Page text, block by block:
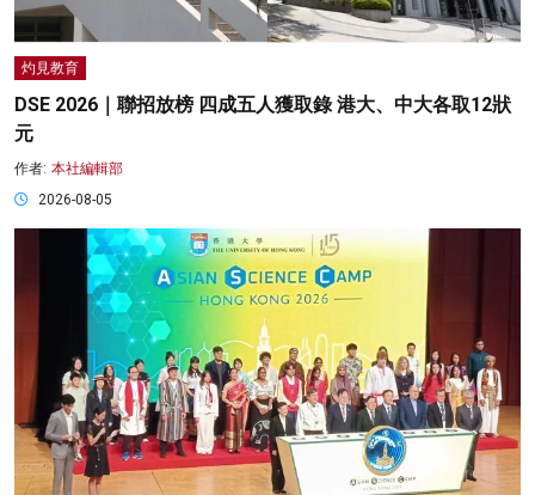
灼見教育
DSE 2026｜聯招放榜 四成五人獲取錄 港大、中大各取12狀
元
作者: 本社編輯部
2026-08-05